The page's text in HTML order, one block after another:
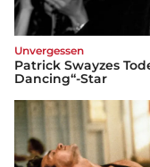
Unvergessen
Patrick Swayzes
Dancing“-Star